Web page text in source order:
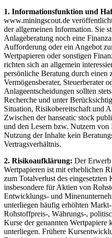
1. Informationsfunktion und
www.miningscout.de
der allgemeinen Information. Sie
Anlageberatung noch eine
Aufforderung oder ein Angebot
Wertpapieren oder sonstigen
richten sich an allgemein
persönliche Beratung durch einen
Vermögensberater, Steuerberater
Anlageentscheidungen sollten
Recherche und unter
Situation, Risikobereitschaft und
Zwischen der hanseatic stock
und den Lesern bzw. Nutzern
Nutzung der Inhalte kein
Vertragsverhältnis.
2. Risikoaufklärung: Der
Wertpapieren ist mit erheblichen
zum Totalverlust des
insbesondere für Aktien von
Entwicklungs- und
unterliegen häufig erhöhten
Rohstoffpreis-, Währungs-,
Kurse der genannten Wertpapiere
unterliegen. Frühere